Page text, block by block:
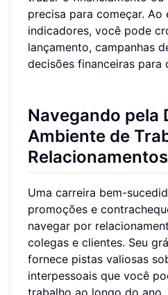
precisa para começar. Ao
indicadores, você pode
lançamento, campanhas
decisões financeiras para
Navegando pela
Ambiente de
Uma carreira bem-
promoções e
navegar por
colegas e clientes. Seu
fornece pistas valiosas
interpessoais que você